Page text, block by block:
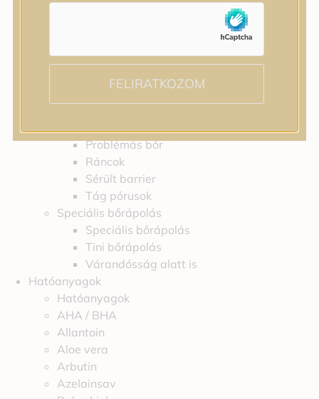
Érzékeny bőr
Fakóság
Problémás bőr
Ráncok
Sérült barrier
Tág pórusok
Speciális bőrápolás
Speciális bőrápolás
Tini bőrápolás
Várandósság alatt is
Hatóanyagok
Hatóanyagok
AHA / BHA
Allantoin
Aloe vera
Arbutin
Azelainsav
FELIRATKOZOM